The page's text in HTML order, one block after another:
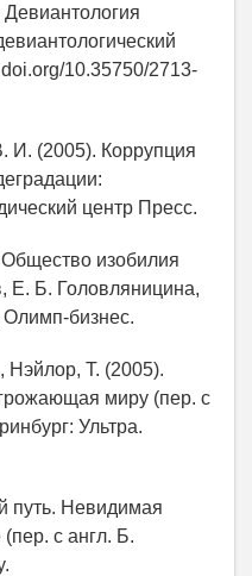
10.35750/2713-
И. (2005). Коррупция
центр Пресс.
изобилия
Е. Б. Головляницина,
бизнес.
Т. (2005).
миру (пер. с
Ультра.
путь. Невидимая
с англ. Б.